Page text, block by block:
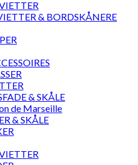
& BORDSKÅNERE
& SKÅLE
de Marseille
& SKÅLE